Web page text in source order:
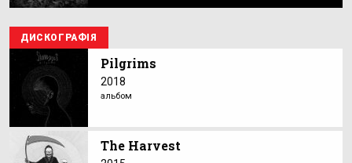
ДИСКОГРАФІЯ
Pilgrims
2018
альбом
The Harvest